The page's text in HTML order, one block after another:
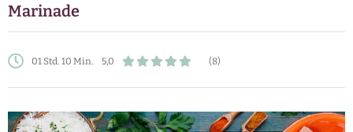
Marinade
01 Std. 10 Min. 5,0 (8)